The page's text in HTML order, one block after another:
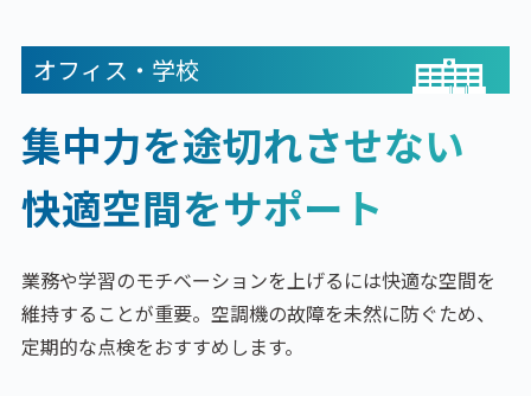
オフィス・学校
集中力を途切れさせない
快適空間をサポート
業務や学習のモチベーションを上げるには快適な空間を
維持することが重要。空調機の故障を未然に防ぐため、
定期的な点検をおすすめします。